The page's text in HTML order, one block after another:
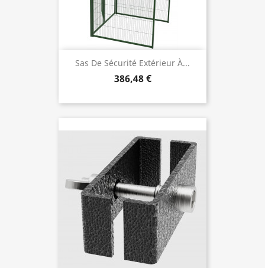
Sas De Sécurité Extérieur À...
386,48 €